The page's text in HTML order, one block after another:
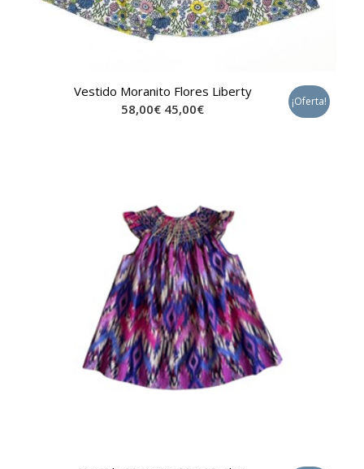
Vestido Moranito Flores Liberty
58,00€ 45,00€ ¡Oferta!